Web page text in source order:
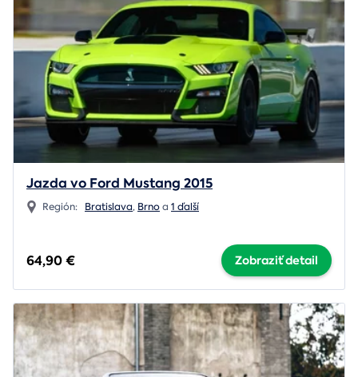
Jazda vo Ford Mustang 2015
Región: Bratislava, Brnoa 1 ďalší
64,90 € Zobraziť detail